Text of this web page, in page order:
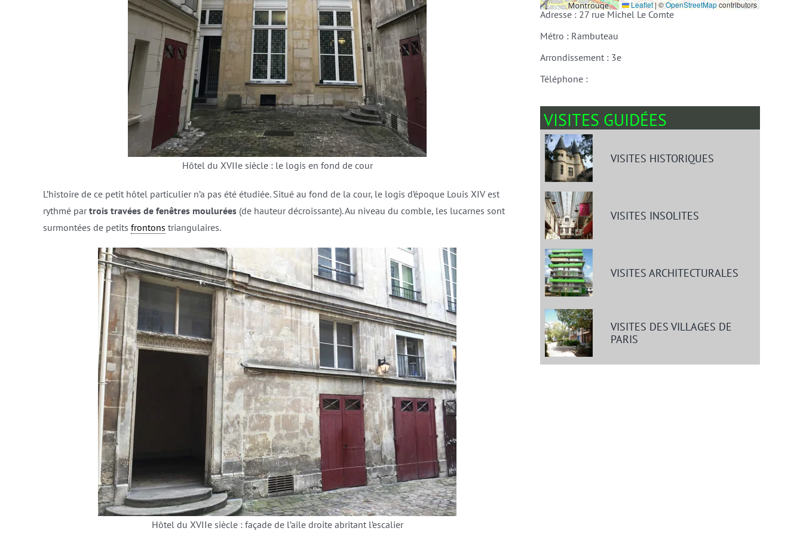
Hôtel du XVIIe siècle : le logis en fond de cour
L’histoire de ce petit hôtel particulier n’a pas été étudiée. Situé au fond de la cour, le logis d’époque Louis XIV est
rythmé partrois travées de fenêtres moulurées(de hauteur décroissante). Au niveau du comble, les lucarnes sont
surmontées de petits frontons triangulaires.
Hôtel du XVIIe siècle : façade de l’aile droite abritant l’escalier
Leaflet|©OpenStreetMapcontributors
Adresse : 27 rue Michel Le Comte
Métro : Rambuteau
Arrondissement : 3e
Téléphone :
VISITES GUIDÉES
VISITES HISTORIQUES
VISITES INSOLITES
VISITES ARCHITECTURALES
VISITES DES VILLAGES DE
PARIS